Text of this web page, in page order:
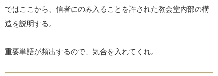
ではここから、信者にのみ入ることを許された教会堂内部の構
造を説明する。
重要単語が頻出するので、気合を入れてくれ。